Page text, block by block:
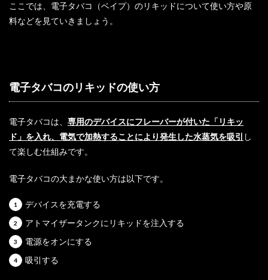
ここでは、電子タバコ（ベイプ）のリキッドについて使い方や原
料などを見ていきましょう。
電子タバコのリキッドの使い方
電子タバコは、 専用のデバイスにフレーバーが付いた「リキッ
ド」を入れ、電気で加熱することにより発生した水蒸気を吸引 し
て楽しむ仕組みです。
電子タバコの大まかな使い方は以下です。
デバイスを充電する
アトマイザータンクにリキッドを注入する
電源をオンにする
吸引する